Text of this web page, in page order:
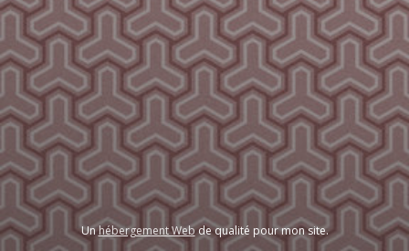
Unhébergement Webde qualité pour mon site.